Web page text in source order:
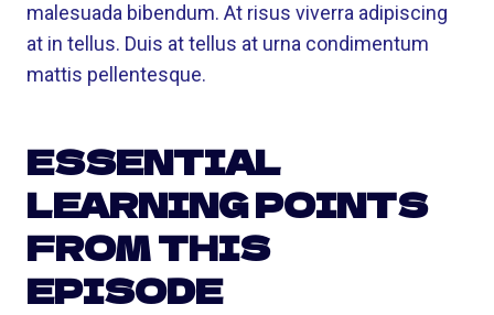
malesuada bibendum. At risus viverra adipiscing
at in tellus. Duis at tellus at urna condimentum
mattis pellentesque.
ESSENTIAL
LEARNING POINTS
FROM THIS
EPISODE